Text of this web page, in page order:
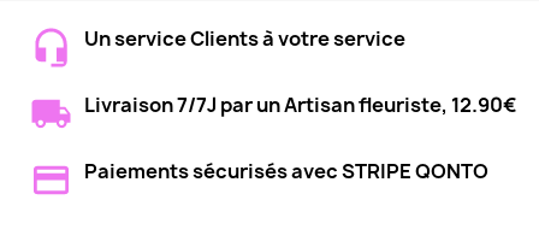
Un service Clients à votre service
Livraison 7/7J par un Artisan fleuriste, 12.90€
Paiements sécurisés avec STRIPE QONTO